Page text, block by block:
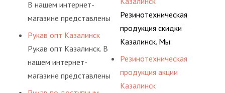
условиям и нормативам.
резинотехнических
соответствующих
ГОСТам, техническим
условиям и нормативам.
В нашем интернет-
магазине представлены
разные варианты
шлангов, рукавов и
других
резинотехнических
Рукав опт Казалинск
Рукав опт Казалинск. В
нашем интернет-
магазине представлены
разные варианты
помогаем им
действительно сделать
осознанный выбор,
делаем это полностью
Резинотехническая
продукция скидки
Казалинск. Мы
регулярно
консультируем своих
покупателей, и
Резинотехническая
продукция акции
Казалинск